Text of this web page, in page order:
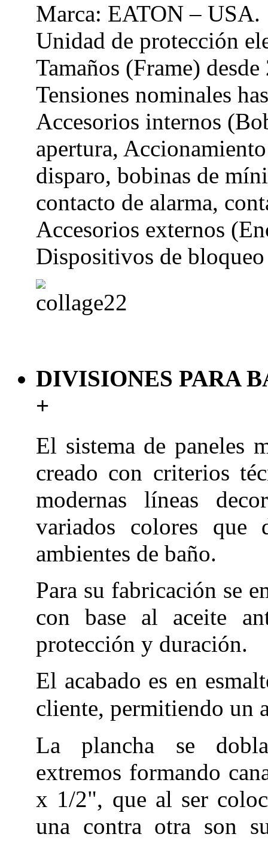
Marca: EATON – USA.
Unidad de protección
Tamaños (Frame)
Tensiones nominales
Accesorios internos
apertura,
disparo, bobinas de
contacto de alarma,
Accesorios externos
Dispositivos de
DIVISIONES PARA
+
El sistema de paneles
creado con criterios
modernas líneas
variados colores que
ambientes de baño.
Para su fabricación se
con base al aceite
protección y duración.
El acabado es en
cliente, permitiendo un
La plancha se
extremos formando
x 1/2", que al ser
una contra otra son